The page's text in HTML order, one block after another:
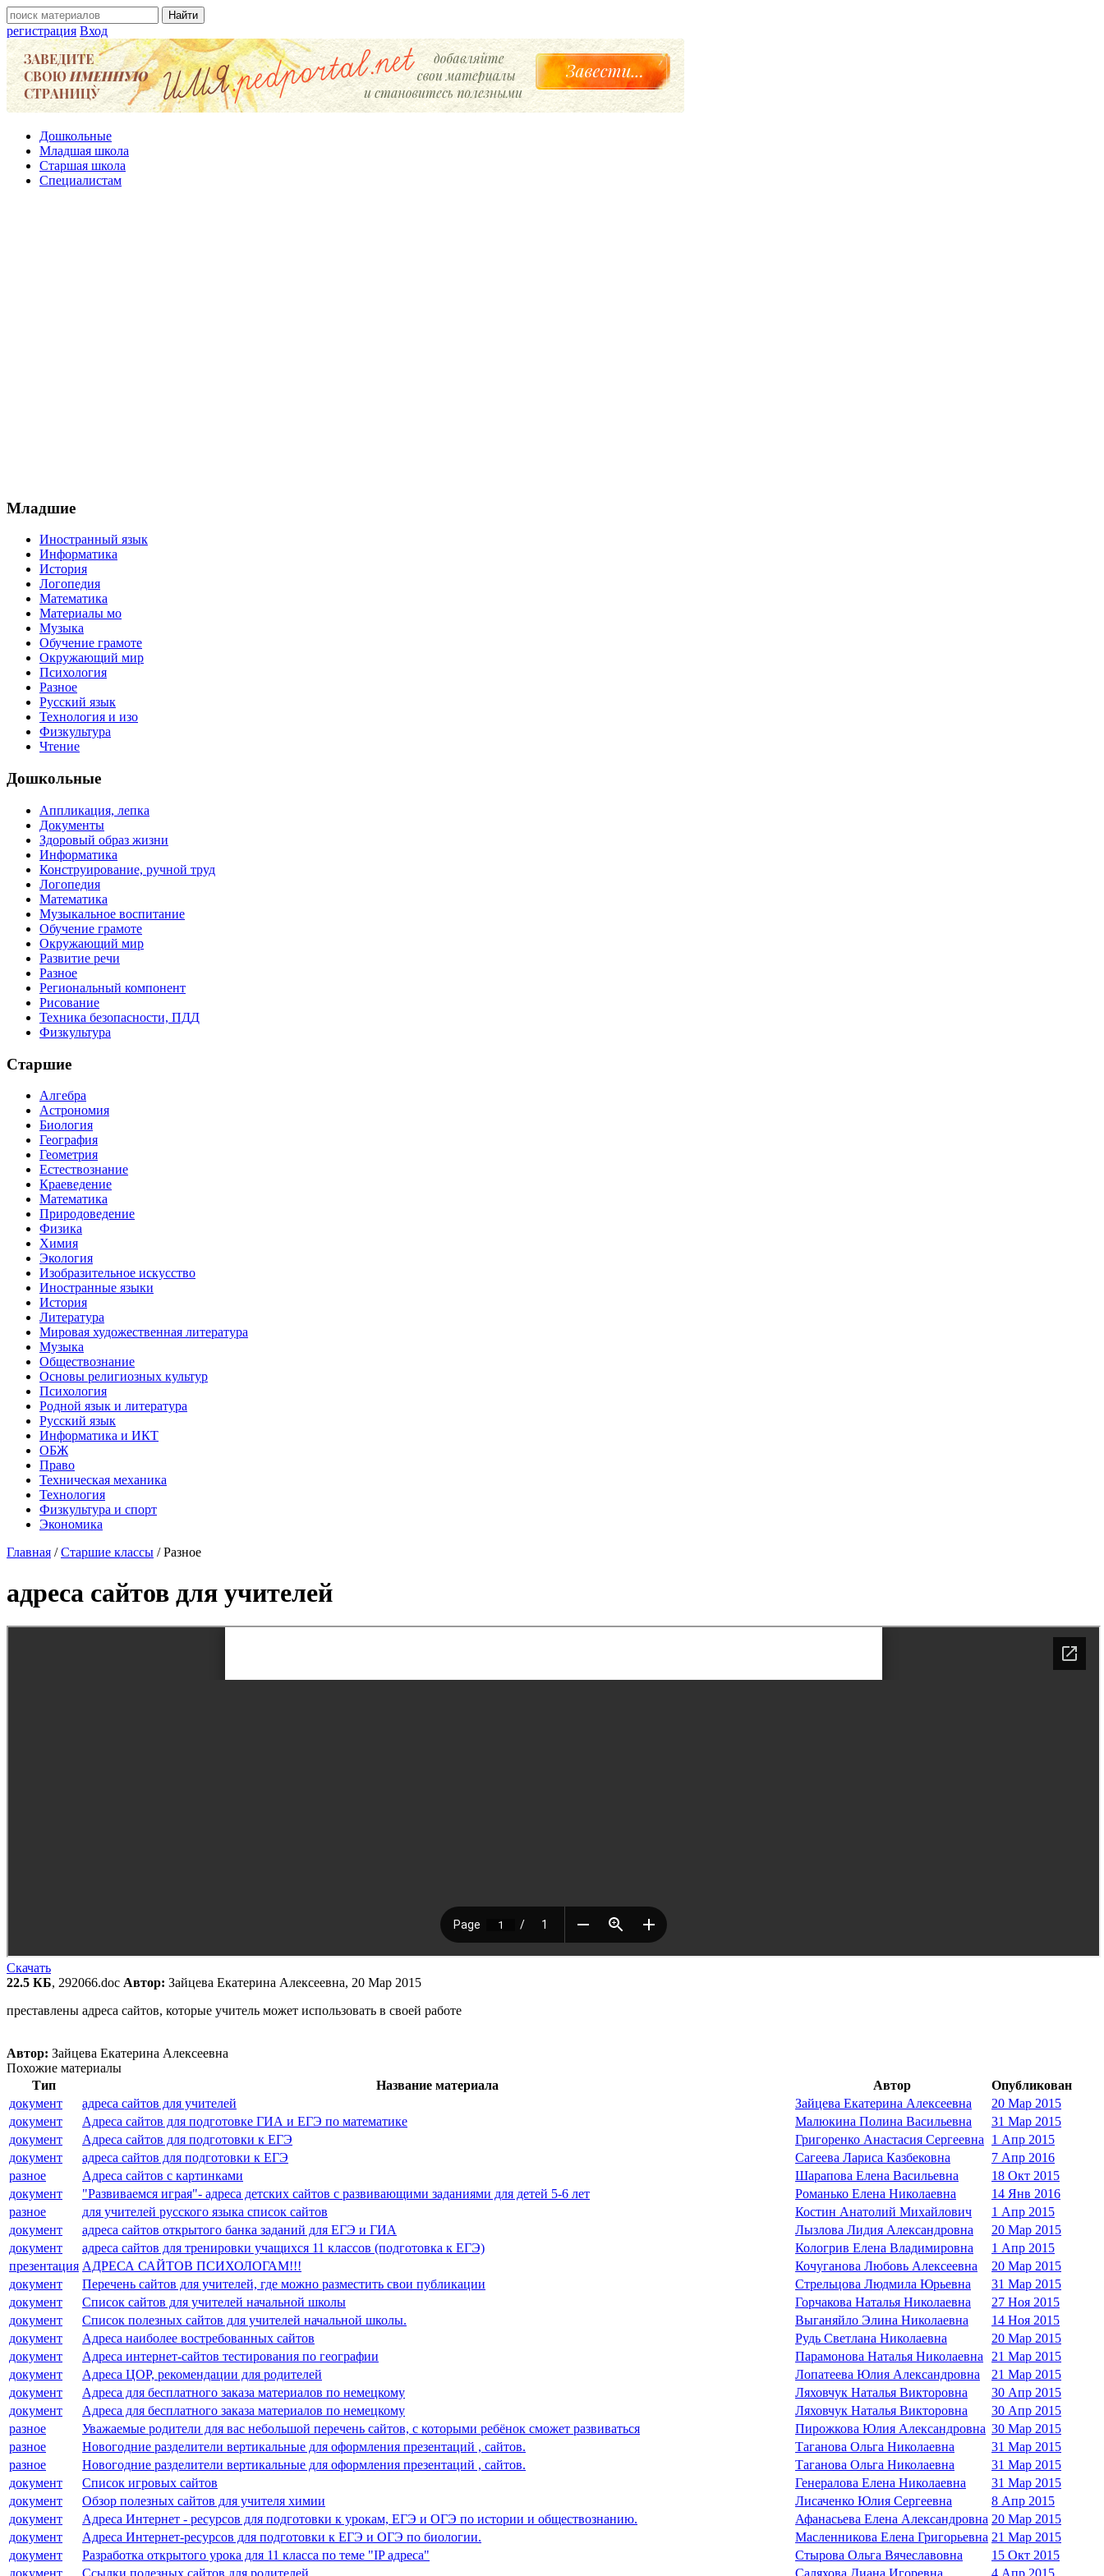
регистрация Вход
Дошкольные
Младшая школа
Старшая школа
Специалистам
Младшие
Иностранный язык
Информатика
История
Логопедия
Математика
Материалы мо
Музыка
Обучение грамоте
Окружающий мир
Психология
Разное
Русский язык
Технология и изо
Физкультура
Чтение
Дошкольные
Аппликация, лепка
Документы
Здоровый образ жизни
Информатика
Конструирование, ручной труд
Логопедия
Математика
Музыкальное воспитание
Обучение грамоте
Окружающий мир
Развитие речи
Разное
Региональный компонент
Рисование
Техника безопасности, ПДД
Физкультура
Старшие
Алгебра
Астрономия
Биология
География
Геометрия
Естествознание
Краеведение
Математика
Природоведение
Физика
Химия
Экология
Изобразительное искусство
Иностранные языки
История
Литература
Мировая художественная литература
Музыка
Обществознание
Основы религиозных культур
Психология
Родной язык и литература
Русский язык
Информатика и ИКТ
ОБЖ
Право
Техническая механика
Технология
Физкультура и спорт
Экономика
Главная /Старшие классы /Разное
адреса сайтов для учителей
Скачать
22.5 КБ, 292066.doc Автор: Зайцева Екатерина Алексеевна, 20 Мар 2015
преставлены адреса сайтов, которые учитель может использовать в своей работе
Автор: Зайцева Екатерина Алексеевна
Похожие материалы
Тип
Название материала Автор
Опубликован
документ
адреса сайтов для учителей Зайцева Екатерина Алексеевна
20 Мар 2015
документ
Адреса сайтов для подготовке ГИА и ЕГЭ по математике Малюкина Полина Васильевна
31 Мар 2015
документ
Адреса сайтов для подготовки к ЕГЭ Григоренко Анастасия Сергеевна
1 Апр 2015
документ
адреса сайтов для подготовки к ЕГЭ Сагеева Лариса Казбековна
7 Апр 2016
разное
Адреса сайтов с картинками Шарапова Елена Васильевна
18 Окт 2015
документ
"Развиваемся играя"- адреса детских сайтов с развивающими заданиями для детей 5-6 лет Романько Елена Николаевна
14 Янв 2016
разное
для учителей русского языка список сайтов Костин Анатолий Михайлович
1 Апр 2015
документ
адреса сайтов открытого банка заданий для ЕГЭ и ГИА Лызлова Лидия Александровна
20 Мар 2015
документ
адреса сайтов для тренировки учащихся 11 классов (подготовка к ЕГЭ) Кологрив Елена Владимировна
1 Апр 2015
презентация АДРЕСА САЙТОВ ПСИХОЛОГАМ!!! Кочуганова Любовь Алексеевна
20 Мар 2015
документ
Перечень сайтов для учителей, где можно разместить свои публикации Стрельцова Людмила Юрьевна
31 Мар 2015
документ
Список сайтов для учителей начальной школы Горчакова Наталья Николаевна
27 Ноя 2015
документ
Список полезных сайтов для учителей начальной школы. Выганяйло Элина Николаевна
14 Ноя 2015
документ
Адреса наиболее востребованных сайтов Рудь Светлана Николаевна
20 Мар 2015
документ
Адреса интернет-сайтов тестирования по географии Парамонова Наталья Николаевна
21 Мар 2015
документ
Адреса ЦОР, рекомендации для родителей Лопатеева Юлия Александровна
21 Мар 2015
документ
Адреса для бесплатного заказа материалов по немецкому Ляховчук Наталья Викторовна
30 Апр 2015
документ
Адреса для бесплатного заказа материалов по немецкому Ляховчук Наталья Викторовна
30 Апр 2015
разное
Уважаемые родители для вас небольшой перечень сайтов, с которыми ребёнок сможет развиваться Пирожкова Юлия Александровна 30 Мар 2015
разное
Новогодние разделители вертикальные для оформления презентаций , сайтов. Таганова Ольга Николаевна
31 Мар 2015
разное
Новогодние разделители вертикальные для оформления презентаций , сайтов. Таганова Ольга Николаевна
31 Мар 2015
документ
Список игровых сайтов Генералова Елена Николаевна
31 Мар 2015
документ
Обзор полезных сайтов для учителя химии Лисаченко Юлия Сергеевна
8 Апр 2015
документ
Адреса Интернет - ресурсов для подготовки к урокам, ЕГЭ и ОГЭ по истории и обществознанию. Афанасьева Елена Александровна 20 Мар 2015
документ
Адреса Интернет-ресурсов для подготовки к ЕГЭ и ОГЭ по биологии. Масленникова Елена Григорьевна 21 Мар 2015
документ
Разработка открытого урока для 11 класса по теме "IP адреса" Стырова Ольга Вячеславовна
15 Окт 2015